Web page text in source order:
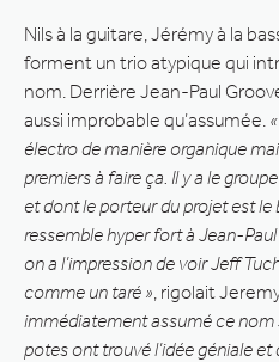
Nils à la guitare, Jérémy à la
forment un trio atypique qui
nom. Derrière Jean-Paul
aussi improbable qu’assumée.
électro de manière organique
premiers à faire ça. Il y a le
et dont le porteur du projet est
ressemble hyper fort à Jean-Paul
on a l’impression de voir Jeff
comme un taré » , rigolait
immédiatement assumé ce
potes ont trouvé l’idée géniale